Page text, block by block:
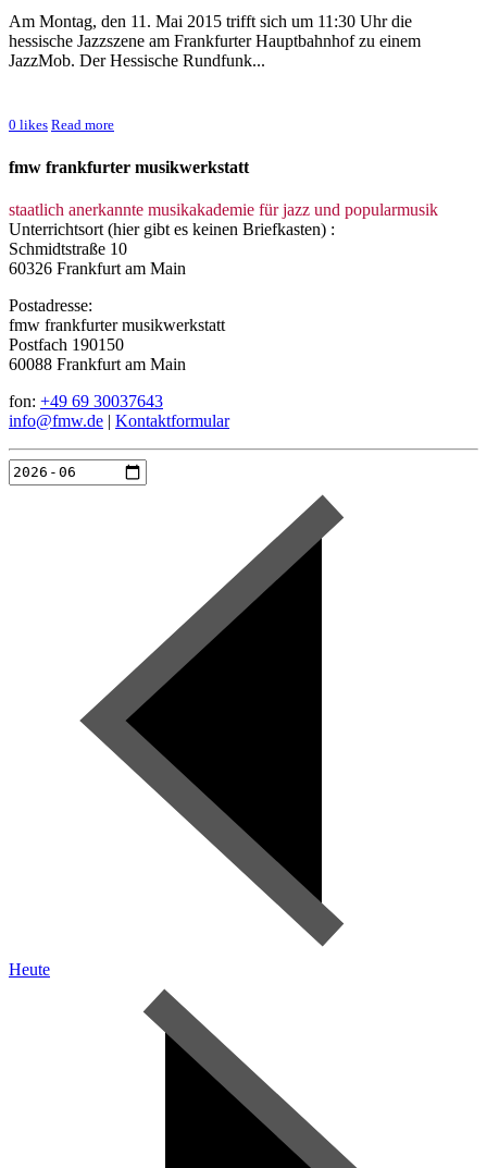
Am Montag, den 11. Mai 2015 trifft sich um 11:30 Uhr die
hessische Jazzszene am Frankfurter Hauptbahnhof zu einem
JazzMob. Der Hessische Rundfunk...
0 likes Read more
fmw frankfurter musikwerkstatt
staatlich anerkannte musikakademie für jazz und popularmusik
Unterrichtsort (hier gibt es keinen Briefkasten) :
Schmidtstraße 10
60326 Frankfurt am Main
Postadresse:
fmw frankfurter musikwerkstatt
Postfach 190150
60088 Frankfurt am Main
fon: +49 69 30037643
info@fmw.de | Kontaktformular
Heute